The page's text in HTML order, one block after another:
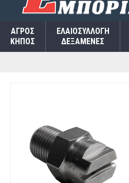
ΑΓΡΌΣ
ΚΉΠΟΣ
ΕΛΑΙΟΣΥΛΛΟΓΉ
ΔΕΞΑΜΕΝΈΣ